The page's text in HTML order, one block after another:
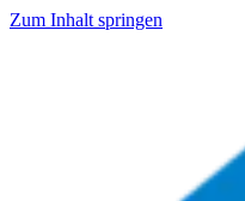
Zum Inhalt springen